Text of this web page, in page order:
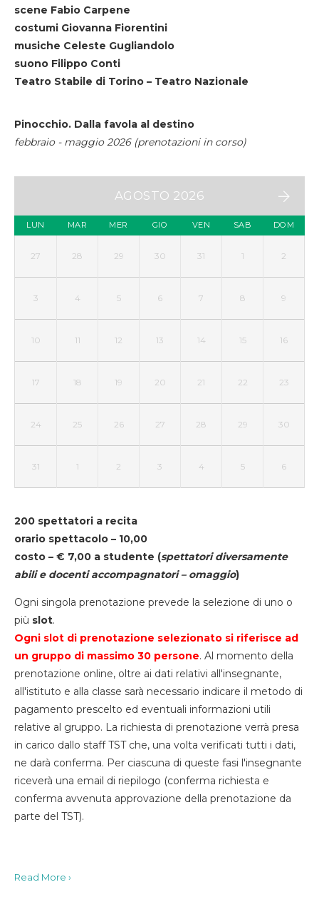
scene Fabio Carpene
costumi Giovanna Fiorentini
musiche Celeste Gugliandolo
suono Filippo Conti
Teatro Stabile di Torino – Teatro Nazionale
Pinocchio. Dalla favola al destino
febbraio - maggio 2026 (prenotazioni in corso)
AGOSTO 2026
LUN MAR MER GIO VEN SAB DOM
27 28 29 30 31 1 2
3 4 5 6 7 8 9
10 11 12 13 14 15 16
17 18 19 20 21 22 23
24 25 26 27 28 29 30
31 1 2 3 4 5 6
200 spettatori a recita
orario spettacolo – 10,00
costo – € 7,00 a studente (spettatori diversamente
abili e docenti accompagnatori – omaggio)
Ogni singola prenotazione prevede la selezione di uno o
più slot.
Ogni slot di prenotazione selezionato si riferisce ad
un gruppo di massimo 30 persone. Al momento della
prenotazione online, oltre ai dati relativi all'insegnante,
all'istituto e alla classe sarà necessario indicare il metodo di
pagamento prescelto ed eventuali informazioni utili
relative al gruppo. La richiesta di prenotazione verrà presa
in carico dallo staff TST che, una volta verificati tutti i dati,
ne darà conferma. Per ciascuna di queste fasi l'insegnante
riceverà una email di riepilogo (conferma richiesta e
conferma avvenuta approvazione della prenotazione da
parte del TST).
Read More ›